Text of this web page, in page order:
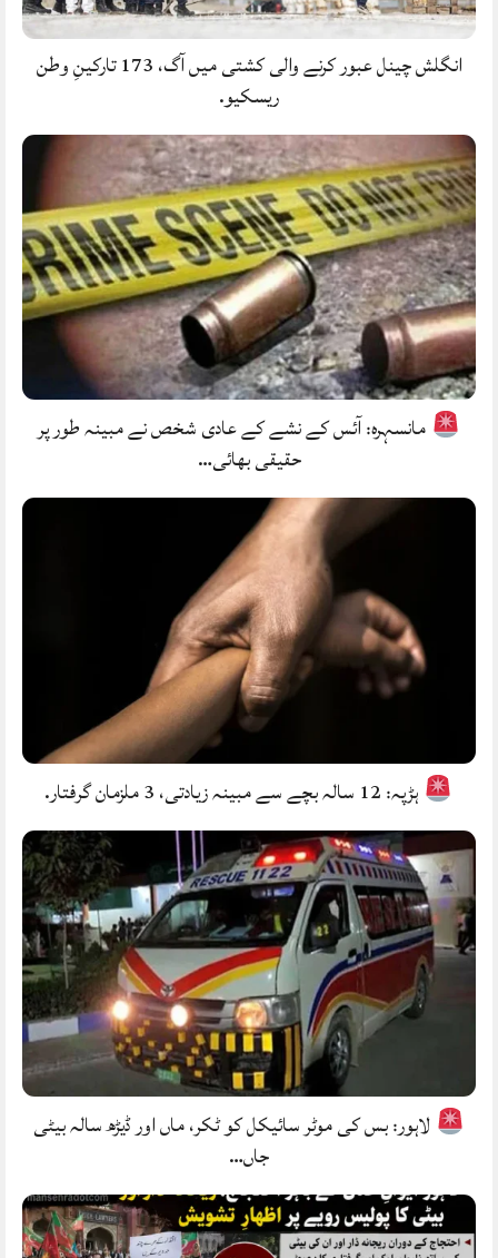
انگلش چینل عبور کرنے والی کشتی میں آگ، 173 تارکینِ وطن
ریسکیو.
مانسہرہ: آئس کے نشے کے عادی شخص نے مبینہ طور پر
حقیقی بھائی…
ہڑپہ: 12 سالہ بچے سے مبینہ زیادتی، 3 ملزمان گرفتار.
لاہور: بس کی موٹر سائیکل کو ٹکر، ماں اور ڈیڑھ سالہ بیٹی
جاں…